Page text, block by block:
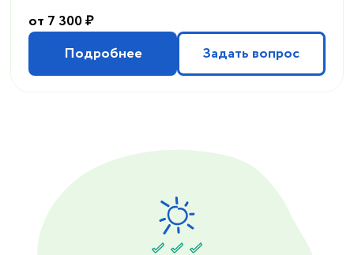
от 7 300 ₽
Подробнее
Задать вопрос